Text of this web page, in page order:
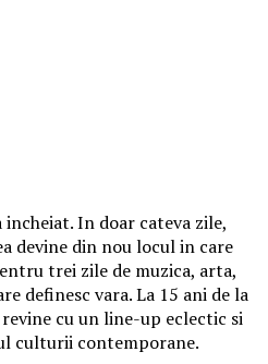
In doar cateva zile,
devine din nou locul in care
trei zile de muzica, arta,
definesc vara. La 15 ani de la
cu un line-up eclectic si
culturii contemporane.